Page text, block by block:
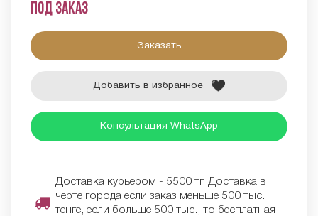
Под заказ
Заказать
Добавить в избранное
Консультация WhatsApp
Доставка курьером - 5500 тг. Доставка в
черте города если заказ меньше 500 тыс.
тенге, если больше 500 тыс., то бесплатная